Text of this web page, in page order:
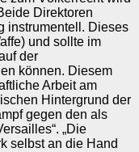
Direktoren
instrumentell. Dieses
und sollte im
der
können. Diesem
Arbeit am
Hintergrund der
gegen den als
„Die
selbst an die Hand